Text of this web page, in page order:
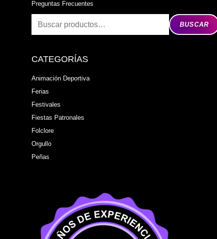
Preguntas Frecuentes
BUSCAR
CATEGORÍAS
Animación Deportiva
Ferias
Festivales
Fiestas Patronales
Folclore
Orgullo
Peñas